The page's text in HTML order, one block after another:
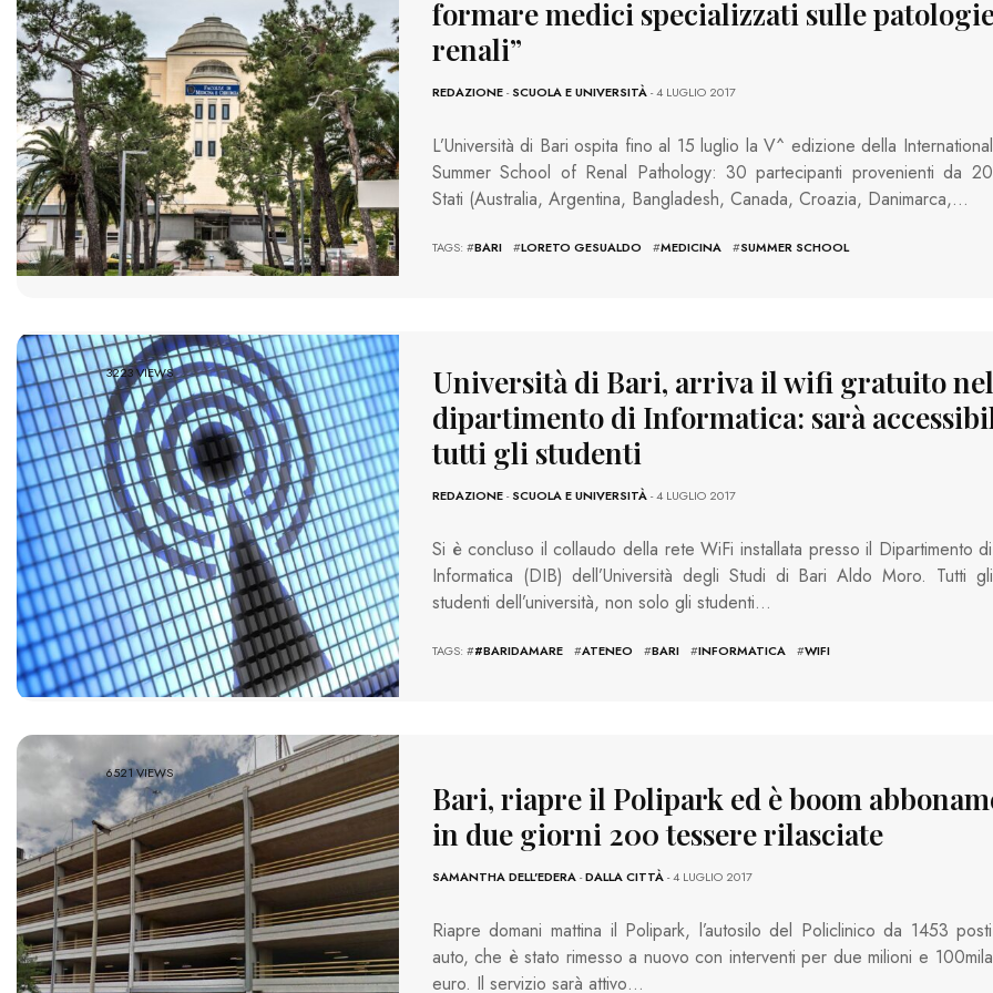
formare medici specializzati sulle
renali”
REDAZIONE-SCUOLA E UNIVERSITÀ- 4 LUGLIO 2017
L’Università di Bari ospita fino al 15 luglio la V^ edizione della International
Summer School of Renal Pathology: 30 partecipanti provenienti da 20
Stati (Australia, Argentina, Bangladesh, Canada, Croazia, Danimarca,…
TAGS: #BARI #LORETO GESUALDO #MEDICINA #SUMMER SCHOOL
3223 VIEWS
Università di Bari, arriva il wifi gratuito nel
dipartimento di Informatica: sarà
tutti gli studenti
REDAZIONE-SCUOLA E UNIVERSITÀ- 4 LUGLIO 2017
Si è concluso il collaudo della rete WiFi installata presso il Dipartimento di
Informatica (DIB) dell’Università degli Studi di Bari Aldo Moro. Tutti gli
studenti dell’università, non solo gli studenti…
TAGS: ##BARIDAMARE #ATENEO #BARI #INFORMATICA #WIFI
6521 VIEWS
Bari, riapre il Polipark ed è boom
in due giorni 200 tessere rilasciate
SAMANTHA DELL'EDERA-DALLA CITTÀ- 4 LUGLIO 2017
Riapre domani mattina il Polipark, l’autosilo del Policlinico da 1453 posti
auto, che è stato rimesso a nuovo con interventi per due milioni e 100mila
euro. Il servizio sarà attivo…